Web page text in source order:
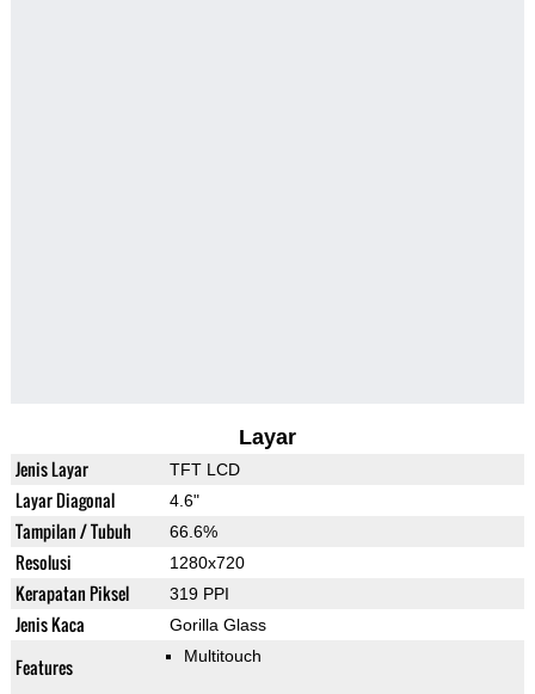
Layar
Jenis Layar TFT LCD
Layar Diagonal 4.6"
Tampilan / Tubuh 66.6%
Resolusi 1280x720
Kerapatan Piksel 319 PPI
Jenis Kaca Gorilla Glass
Features Multitouch